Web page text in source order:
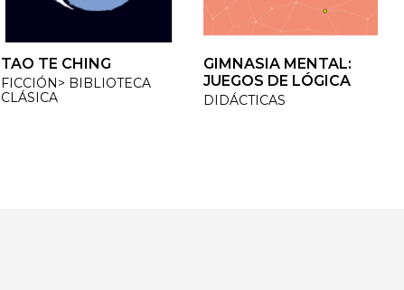
TAO TE CHING
FICCIÓN> BIBLIOTECA
CLÁSICA
GIMNASIA MENTAL:
JUEGOS DE LÓGICA
DIDÁCTICAS
TAO TE CHING
FICCIÓN> BIBLIOTECA
CLÁSICA
GIMNASIA MENTAL:
JUEGOS DE LÓGICA
DIDÁCTICAS